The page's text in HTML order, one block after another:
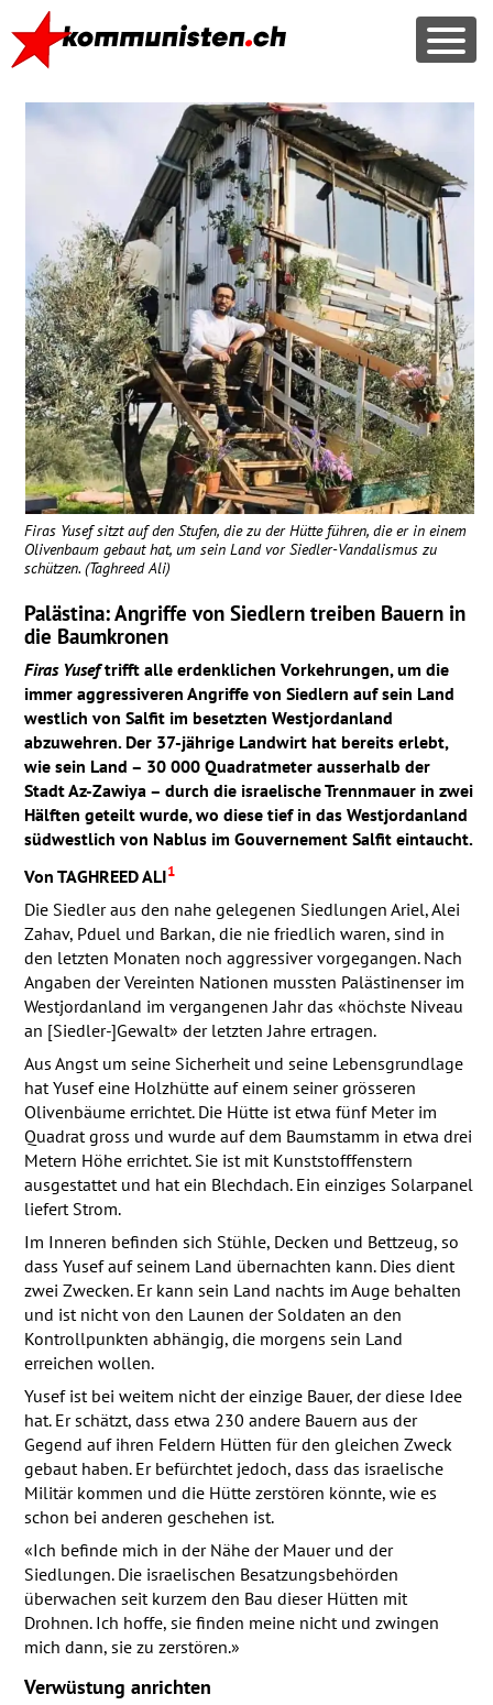
Firas Yusef sitzt auf den Stufen, die zu der Hütte führen, die er in einem
Olivenbaum gebaut hat, um sein Land vor Siedler-Vandalismus zu
schützen. (Taghreed Ali)
Palästina: Angriffe von Siedlern treiben Bauern in
die Baumkronen
Firas Yuseftrifft alle erdenklichen Vorkehrungen, um die
immer aggressiveren Angriffe von Siedlern auf sein Land
westlich von Salfit im besetzten Westjordanland
abzuwehren. Der 37-jährige Landwirt hat bereits erlebt,
wie sein Land – 30 000 Quadratmeter ausserhalb der
Stadt Az-Zawiya – durch die israelische Trennmauer in zwei
Hälften geteilt wurde, wo diese tief in das Westjordanland
südwestlich von Nablus im Gouvernement Salfit eintaucht.
Von TAGHREEDALI1
Die Siedler aus den nahe gelegenen Siedlungen Ariel, Alei
Zahav, Pduel und Barkan, die nie friedlich waren, sind in
den letzten Monaten noch aggressiver vorgegangen. Nach
Angaben der Vereinten Nationen mussten Palästinenser im
Westjordanland im vergangenen Jahr das «höchste Niveau
an [Siedler-]Gewalt» der letzten Jahre ertragen.
Aus Angst um seine Sicherheit und seine Lebensgrundlage
hat Yusef eine Holzhütte auf einem seiner grösseren
Olivenbäume errichtet. Die Hütte ist etwa fünf Meter im
Quadrat gross und wurde auf dem Baumstamm in etwa drei
Metern Höhe errichtet. Sie ist mit Kunststofffenstern
ausgestattet und hat ein Blechdach. Ein einziges Solarpanel
liefert Strom.
Im Inneren befinden sich Stühle, Decken und Bettzeug, so
dass Yusef auf seinem Land übernachten kann. Dies dient
zwei Zwecken. Er kann sein Land nachts im Auge behalten
und ist nicht von den Launen der Soldaten an den
Kontrollpunkten abhängig, die morgens sein Land
erreichen wollen.
Yusef ist bei weitem nicht der einzige Bauer, der diese Idee
hat. Er schätzt, dass etwa 230 andere Bauern aus der
Gegend auf ihren Feldern Hütten für den gleichen Zweck
gebaut haben. Er befürchtet jedoch, dass das israelische
Militär kommen und die Hütte zerstören könnte, wie es
schon bei anderen geschehen ist.
«Ich befinde mich in der Nähe der Mauer und der
Siedlungen. Die israelischen Besatzungsbehörden
überwachen seit kurzem den Bau dieser Hütten mit
Drohnen. Ich hoffe, sie finden meine nicht und zwingen
mich dann, sie zu zerstören.»
Verwüstung anrichten